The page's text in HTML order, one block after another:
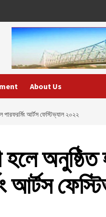
About Us
পারফরর্মিং আর্টস ফেস্টিভ্যাল ২০২২
হলে
আর্টস